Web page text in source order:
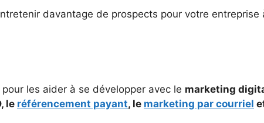
davantage de prospects pour votre entreprise
les aider à se développer avec le marketing
le référencement payant, le marketing par courriel